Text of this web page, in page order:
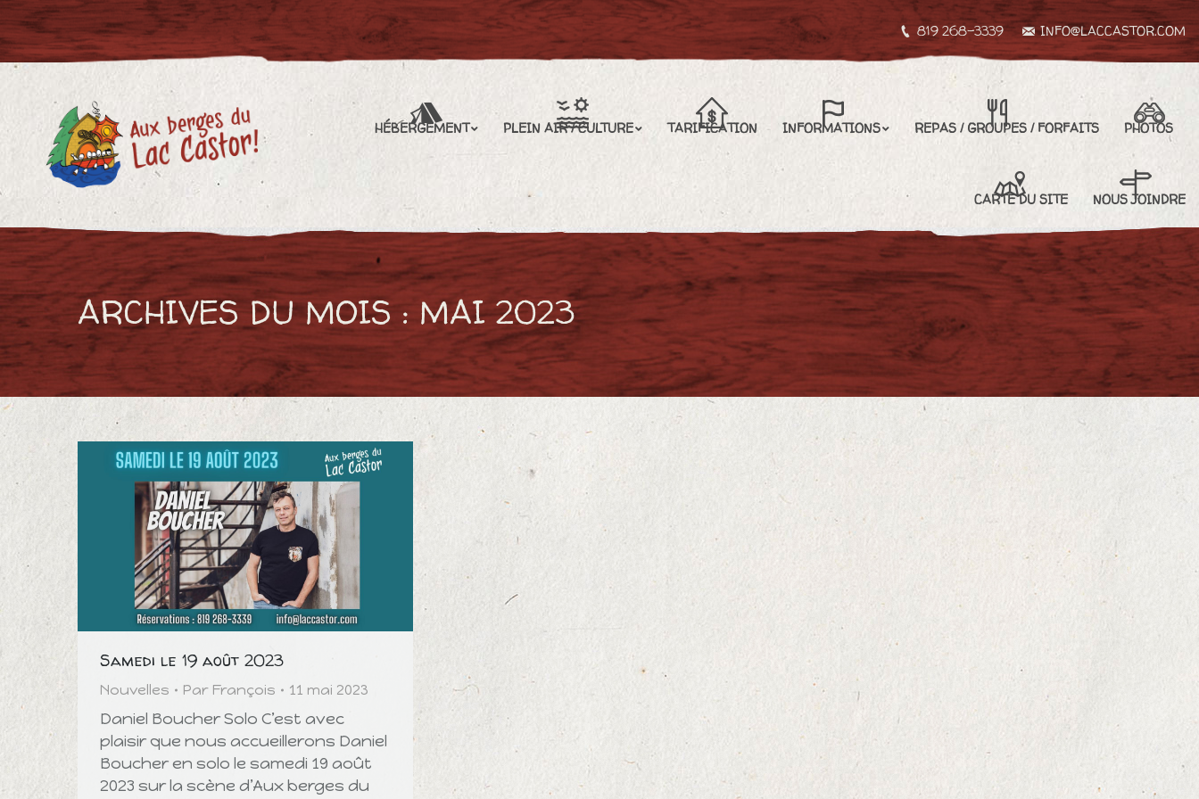
819 268-3339 INFO@LACCASTOR.COM
HÉBERGEMENT PLEIN AIR / CULTURE TARIFICATION INFORMATIONS REPAS / GROUPES / FORFAITS PHOTOS
CARTE DU SITE NOUS JOINDRE
ARCHIVES DU MOIS :MAI 2023
Samedi le 19 août 2023
Nouvelles Par François 11 mai 2023
Daniel Boucher Solo C’est avec
plaisir que nous accueillerons Daniel
Boucher en solo le samedi 19 août
2023 sur la scène d’Aux berges du
HÉBERGEMENT PLEIN AIR / CULTURE TARIFICATION INFORMATIONS REPAS / GROUPES / FORFAITS PHOTOS CARTE DU SITE
NOUS JOINDRE